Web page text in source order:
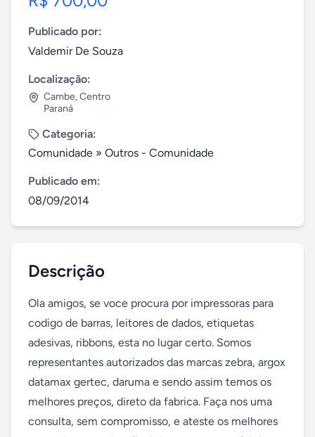
Publicado por:
Valdemir De Souza
Localização:
Cambe,Centro
Paraná
Categoria:
Comunidade » Outros - Comunidade
Publicado em:
08/09/2014
Descrição
Ola amigos, se voce procura por impressoras para
codigo de barras, leitores de dados, etiquetas
adesivas, ribbons, esta no lugar certo. Somos
representantes autorizados das marcas zebra, argox
datamax gertec, daruma e sendo assim temos os
melhores preços, direto da fabrica. Faça nos uma
consulta, sem compromisso, e ateste os melhores